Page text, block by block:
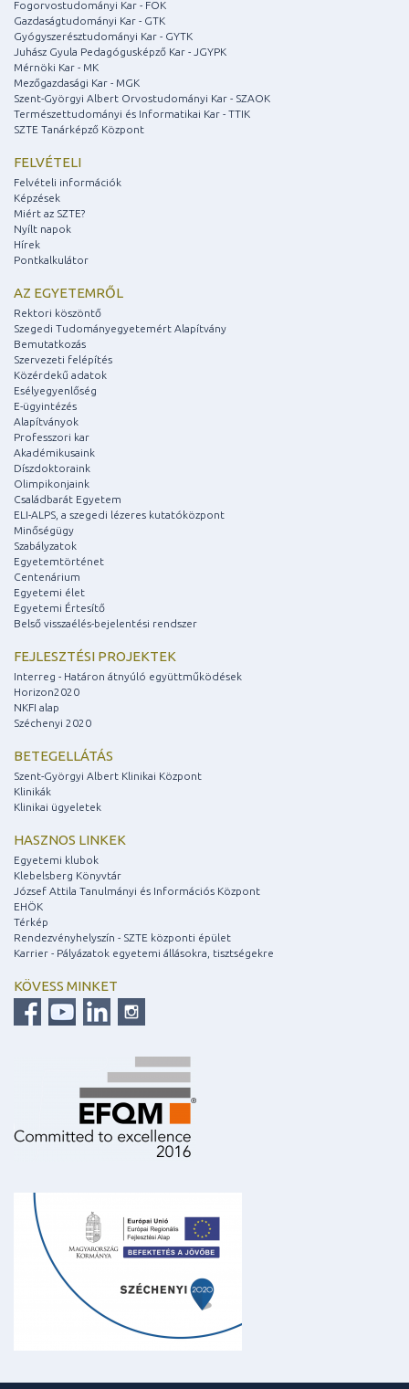
Fogorvostudományi Kar - FOK
Gazdaságtudományi Kar - GTK
Gyógyszerésztudományi Kar - GYTK
Juhász Gyula Pedagógusképző Kar - JGYPK
Mérnöki Kar - MK
Mezőgazdasági Kar - MGK
Szent-Györgyi Albert Orvostudományi Kar - SZAOK
Természettudományi és Informatikai Kar - TTIK
SZTE Tanárképző Központ
FELVÉTELI
Felvételi információk
Képzések
Miért az SZTE?
Nyílt napok
Hírek
Pontkalkulátor
AZ EGYETEMRŐL
Rektori köszöntő
Szegedi Tudományegyetemért Alapítvány
Bemutatkozás
Szervezeti felépítés
Közérdekű adatok
Esélyegyenlőség
E-ügyintézés
Alapítványok
Professzori kar
Akadémikusaink
Díszdoktoraink
Olimpikonjaink
Családbarát Egyetem
ELI-ALPS, a szegedi lézeres kutatóközpont
Minőségügy
Szabályzatok
Egyetemtörténet
Centenárium
Egyetemi élet
Egyetemi Értesítő
Belső visszaélés-bejelentési rendszer
FEJLESZTÉSI PROJEKTEK
Interreg - Határon átnyúló együttműködések
Horizon2020
NKFI alap
Széchenyi 2020
BETEGELLÁTÁS
Szent-Györgyi Albert Klinikai Központ
Klinikák
Klinikai ügyeletek
HASZNOS LINKEK
Egyetemi klubok
Klebelsberg Könyvtár
József Attila Tanulmányi és Információs Központ
EHÖK
Térkép
Rendezvényhelyszín - SZTE központi épület
Karrier - Pályázatok egyetemi állásokra, tisztségekre
KÖVESS MINKET